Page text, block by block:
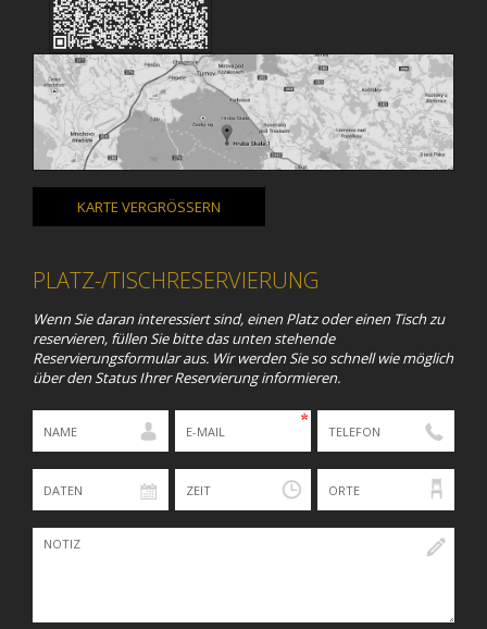
KARTE VERGRÖSSERN
PLATZ-/TISCHRESERVIERUNG
Wenn Sie daran interessiert sind, einen Platz oder einen Tisch zu
reservieren, füllen Sie bitte das unten stehende
Reservierungsformular aus. Wir werden Sie so schnell wie möglich
über den Status Ihrer Reservierung informieren.